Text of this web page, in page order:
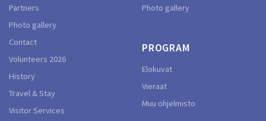
Partners
Photo gallery
Contact
Volunteers 2026
History
Travel & Stay
Visitor Services
Photo gallery
PROGRAM
Elokuvat
Vieraat
Muu ohjelmisto